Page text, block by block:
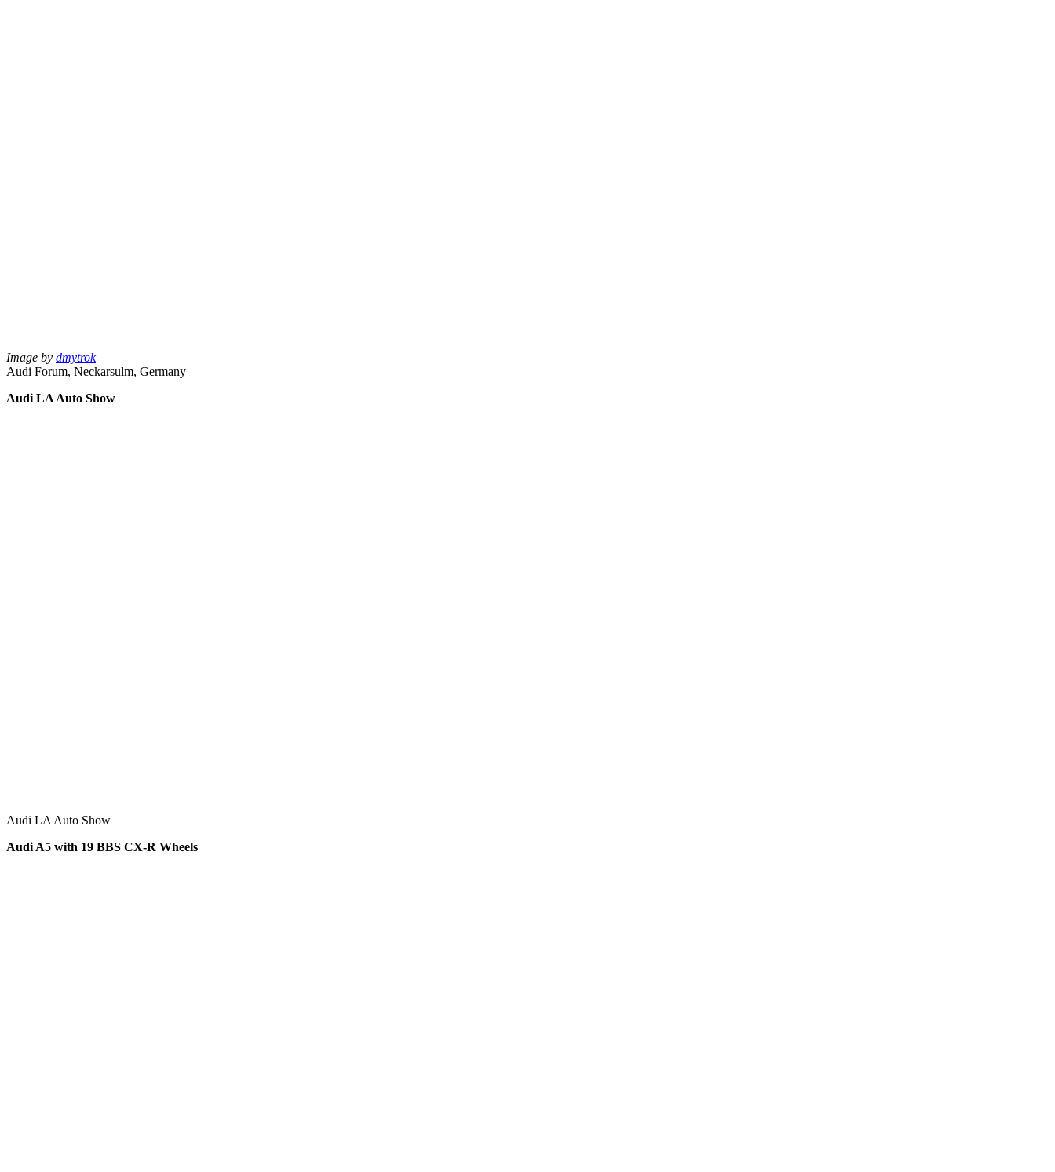
Image by dmytrok
Audi Forum, Neckarsulm, Germany
Audi LA Auto Show
Audi LA Auto Show
Audi A5 with 19 BBS CX-R Wheels